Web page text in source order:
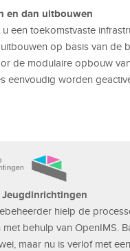
en dan uitbouwen
een toekomstvaste
op basis van de
de modulaire opbouw
eenvoudig worden
Jeugdinrichtingen
hielp de
behulp van OpenIMS.
maar nu is verlof met